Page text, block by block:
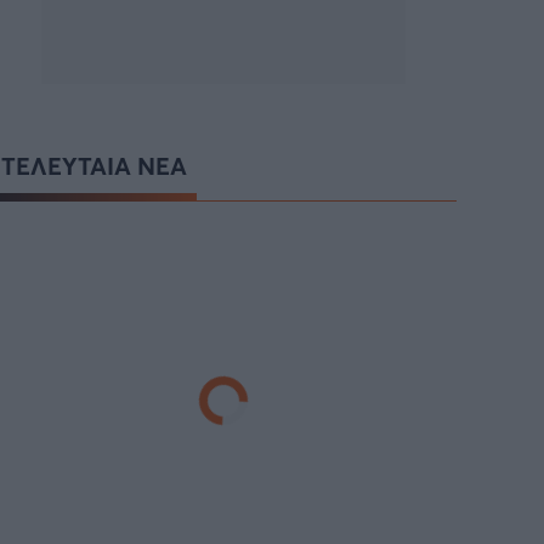
ΤΕΛΕΥΤΑΙΑ ΝΕΑ